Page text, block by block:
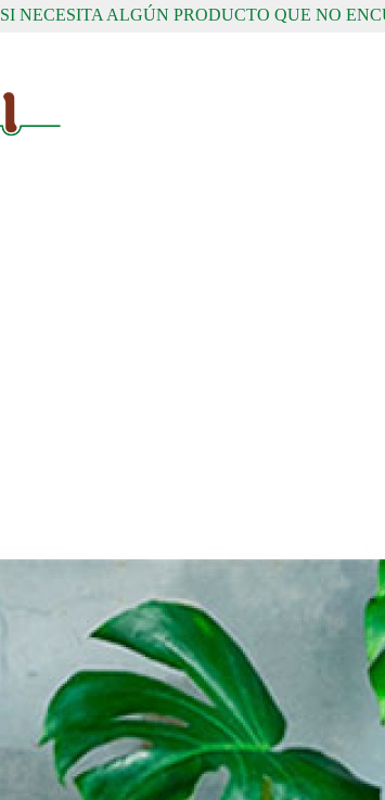
SI NECESITA ALGÚN PRODUCTO QUE NO